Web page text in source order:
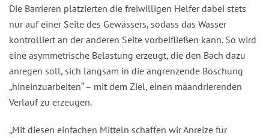
Die Barrieren platzierten die freiwilligen Helfer dabei stets
nur auf einer Seite des Gewässers, sodass das Wasser
kontrolliert an der anderen Seite vorbeifließen kann. So wird
eine asymmetrische Belastung erzeugt, die den Bach dazu
anregen soll, sich langsam in die angrenzende Böschung
„hineinzuarbeiten“ – mit dem Ziel, einen mäandrierenden
Verlauf zu erzeugen.
„Mit diesen einfachen Mitteln schaffen wir Anreize für